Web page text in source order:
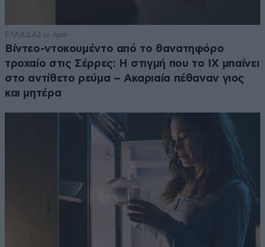
ΕΛΛΑΔΑ3 ω. πριν
Βίντεο-ντοκουμέντο από το θανατηφόρο
τροχαίο στις Σέρρες: Η στιγμή που το ΙΧ μπαίνει
στο αντίθετο ρεύμα – Ακαριαία πέθαναν γιος
και μητέρα